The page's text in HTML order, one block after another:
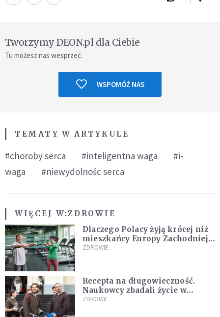
Tworzymy DEON.pl dla Ciebie
Tu możesz nas wesprzeć.
WSPOMÓŻ NAS
TEMATY W ARTYKULE
#choroby serca #inteligentna waga
#i-
waga
#niewydolnośc serca
WIĘCEJ W:ZDROWIE
Dlaczego Polacy żyją krócej niż
mieszkańcy Europy Zachodniej?
Ekspertka wskazuje główne
ZDROWIE
Recepta na długowieczność.
Naukowcy zbadali życie w
klasztorach
ZDROWIE